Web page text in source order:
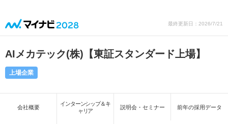
最終更新日：2026/7/21
AIメカテック(株)【東証スタンダード上場】
上場企業
会社概要
インターンシップ＆キ
ャリア
説明会・セミナー 前年の採用データ